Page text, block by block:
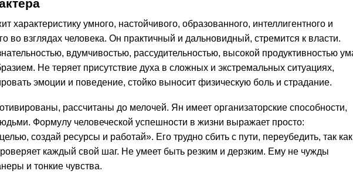
характеристику умного, настойчивого, образованного, интеллигентного и
во взглядах человека. Он практичный и дальновидный, стремится к власти.
вдумчивостью, рассудительностью, высокой продуктивностью
Не теряет присутствие духа в сложных и экстремальных ситуациях,
эмоции и поведение, стойко выносит физическую боль и страдание.
рассчитаны до мелочей. Ян имеет организаторские способности,
Формулу человеческой успешности в жизни выражает просто:
создай ресурсы и работай». Его трудно сбить с пути, переубедить, так как
каждый свой шаг. Не умеет быть резким и дерзким. Ему не чужды
и тонкие чувства.